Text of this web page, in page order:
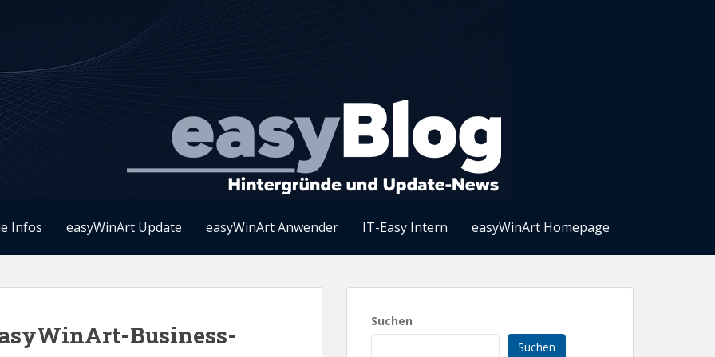
Infos easyWinArt Update easyWinArt Anwender IT-Easy Intern easyWinArt Homepage
Business-
Suchen
Suchen